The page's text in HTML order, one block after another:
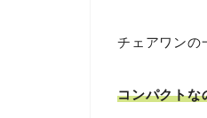
チェアワンの
コンパクトな